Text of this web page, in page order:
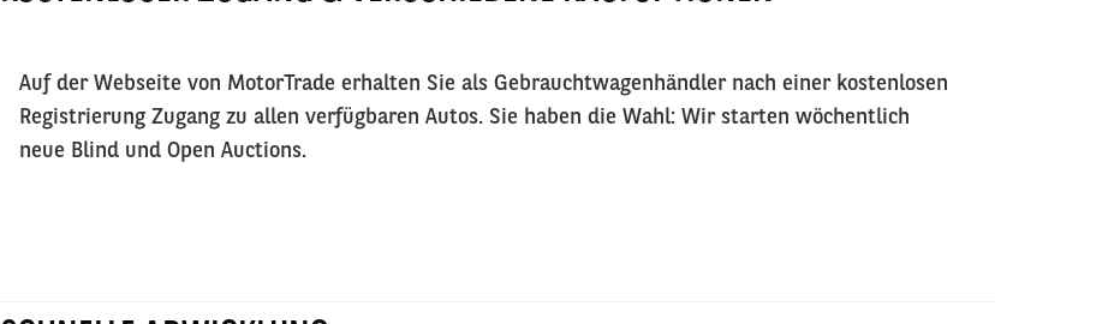
Auf der Webseite von MotorTrade erhalten Sie als Gebrauchtwagenhändler nach einer kostenlosen
Registrierung Zugang zu allen verfügbaren Autos. Sie haben die Wahl: Wir starten wöchentlich
neue Blind und Open Auctions.